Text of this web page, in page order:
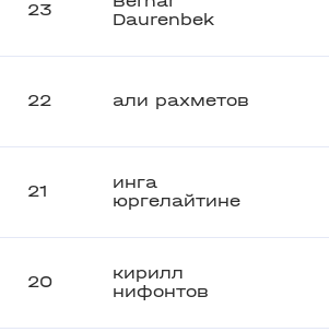
23
Daurenbek
22 али рахметов
21
инга
юргелайтине
20
кирилл
нифонтов